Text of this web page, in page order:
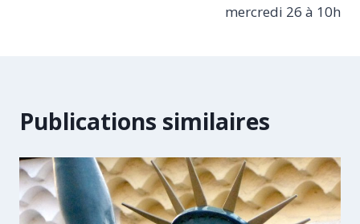
mercredi 26 à 10h
Publications similaires